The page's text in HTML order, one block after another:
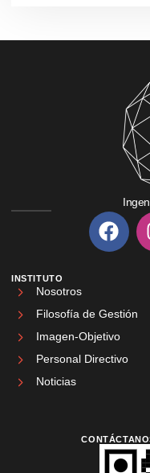
INSTITUTO
Nosotros
Filosofía de Gestión
Imagen-Objetivo
Personal Directivo
Noticias